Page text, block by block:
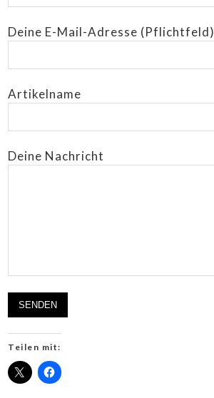
Deine E-Mail-Adresse (Pflichtfeld)
Artikelname
Deine Nachricht
Teilen mit: